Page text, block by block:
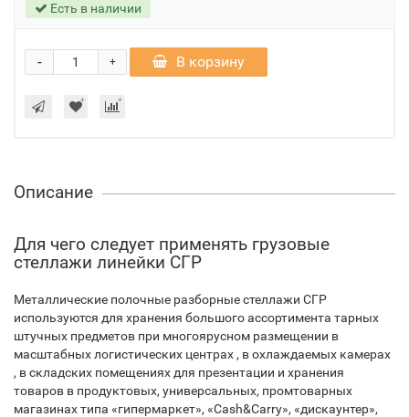
Есть в наличии
+
- В корзину
Описание
Для чего следует применять грузовые
стеллажи линейки СГР
Металлические полочные разборные стеллажи СГР
используются для хранения большого ассортимента тарных
штучных предметов при многоярусном размещении в
масштабных логистических центрах , в охлаждаемых камерах
, в складских помещениях для презентации и хранения
товаров в продуктовых, универсальных, промтоварных
магазинах типа «гипермаркет», «Cash&Carry», «дискаунтер»,